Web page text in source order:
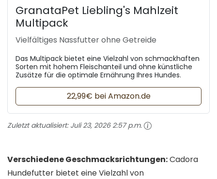
GranataPet Liebling's Mahlzeit
Multipack
Vielfältiges Nassfutter ohne Getreide
Das Multipack bietet eine Vielzahl von schmackhaften
Sorten mit hohem Fleischanteil und ohne künstliche
Zusätze für die optimale Ernährung Ihres Hundes.
22,99€ bei Amazon.de
Zuletzt aktualisiert: Juli 23, 2026 2:57 p.m.
Verschiedene Geschmacksrichtungen:Cadora
Hundefutter bietet eine Vielzahl von